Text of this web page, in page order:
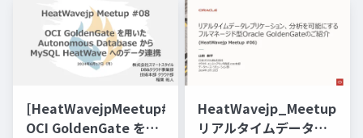
[HeatWavejpMeetup#08]
OCI GoldenGate を用
リアルタイムデータレ